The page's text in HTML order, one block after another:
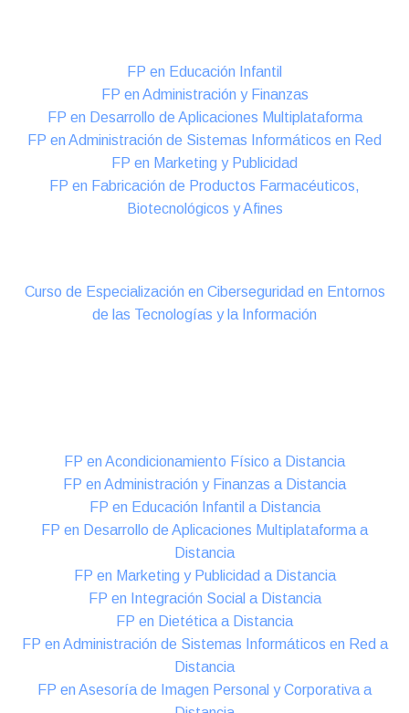
FP en Educación Infantil
FP en Administración y Finanzas
FP en Desarrollo de Aplicaciones Multiplataforma
FP en Administración de Sistemas Informáticos en Red
FP en Marketing y Publicidad
FP en Fabricación de Productos Farmacéuticos,
Biotecnológicos y Afines
Curso de Especialización en Ciberseguridad en Entornos
de las Tecnologías y la Información
FP en Acondicionamiento Físico a Distancia
FP en Administración y Finanzas a Distancia
FP en Educación Infantil a Distancia
FP en Desarrollo de Aplicaciones Multiplataforma a
Distancia
FP en Marketing y Publicidad a Distancia
FP en Integración Social a Distancia
FP en Dietética a Distancia
FP en Administración de Sistemas Informáticos en Red a
Distancia
FP en Asesoría de Imagen Personal y Corporativa a